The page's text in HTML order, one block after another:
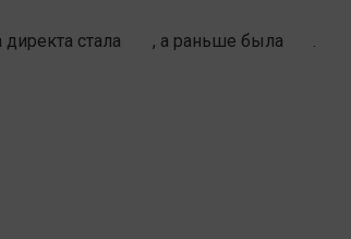
стала , а раньше была .